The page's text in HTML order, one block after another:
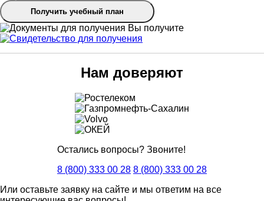
Получить учебный план
Вы получите
Нам доверяют
Остались вопросы? Звоните!
8 (800) 333 00 28 8 (800) 333 00 28
Или оставьте заявку на сайте и мы ответим на все